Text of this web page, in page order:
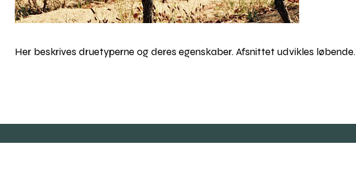
Her beskrives druetyperne og deres egenskaber. Afsnittet udvikles løbende.